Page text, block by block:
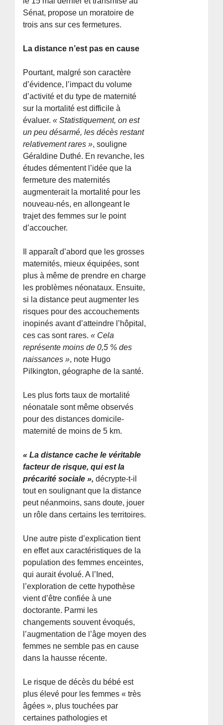
Sénat, propose un moratoire de
trois ans sur ces fermetures.
La distance n’est pas en cause
Pourtant, malgré son caractère
d’évidence, l’impact du volume
d’activité et du type de maternité
sur la mortalité est difficile à
évaluer. « Statistiquement, on est
un peu désarmé, les décès restant
relativement rares », souligne
Géraldine Duthé. En revanche, les
études démentent l’idée que la
fermeture des maternités
augmenterait la mortalité pour les
nouveau-nés, en allongeant le
trajet des femmes sur le point
d’accoucher.
Il apparaît d’abord que les grosses
maternités, mieux équipées, sont
plus à même de prendre en charge
les problèmes néonataux. Ensuite,
si la distance peut augmenter les
risques pour des accouchements
inopinés avant d’atteindre l’hôpital,
ces cas sont rares.« Cela
représente moins de 0,5 % des
naissances », note Hugo
Pilkington, géographe de la santé.
Les plus forts taux de mortalité
néonatale sont même observés
pour des distances domicile-
maternité de moins de 5 km.
« La distance cache le véritable
facteur de risque, qui est la
précarité sociale », décrypte-t-il
tout en soulignant que la distance
peut néanmoins, sans doute, jouer
un rôle dans certains les territoires.
Une autre piste d’explication tient
en effet aux caractéristiques de la
population des femmes enceintes,
qui aurait évolué. A l’Ined,
l’exploration de cette hypothèse
vient d’être confiée à une
doctorante. Parmi les
changements souvent évoqués,
l’augmentation de l’âge moyen des
femmes ne semble pas en cause
dans la hausse récente.
Le risque de décès du bébé est
plus élevé pour les femmes « très
âgées », plus touchées par
certaines pathologies et